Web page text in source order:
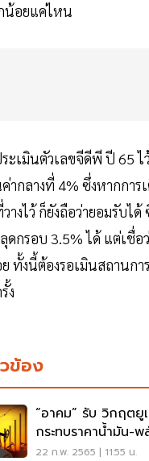
น้อยแค่ไหน
ะเมินตัวเลขจีดีพี ปี 65 ไ
ากลางที่ 4% ซึ่งหากการ
างไว้ ก็ยังถือว่ายอมรับได้
ดกรอบ 3.5% ได้ แต่เชื่อ
ทั้งนี้ต้องรอเมินสถานก
ง
ข้อง
“อาคม” รับ วิกฤตยู
กระทบราคาน้ำมัน-พ
22 ก.พ. 2565 | 11:55 น.